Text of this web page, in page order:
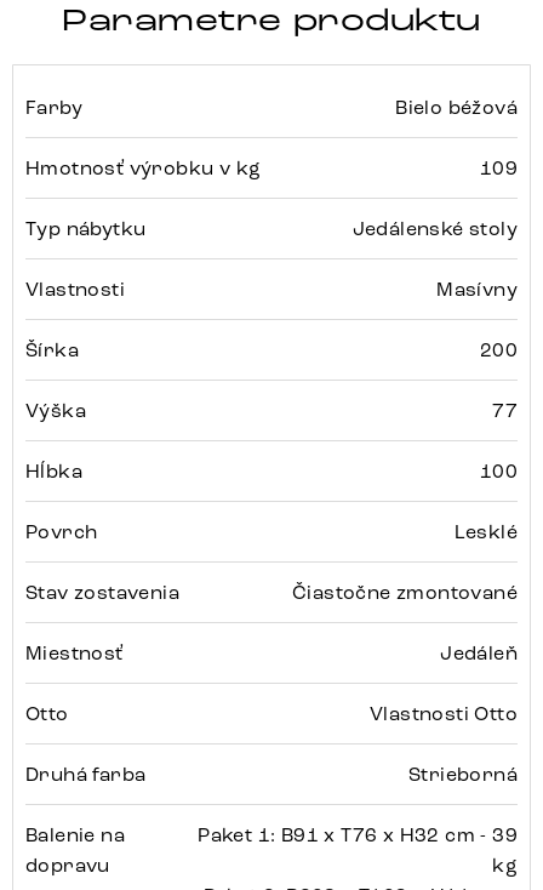
Parametre produktu
Farby Bielo béžová
Hmotnosť výrobku v kg 109
Typ nábytku Jedálenské stoly
Vlastnosti Masívny
Šírka 200
Výška 77
Hĺbka 100
Povrch Lesklé
Stav zostavenia Čiastočne zmontované
Miestnosť Jedáleň
Otto Vlastnosti Otto
Druhá farba Strieborná
Balenie na
dopravu
Paket 1: B91 x T76 x H32 cm - 39
kg